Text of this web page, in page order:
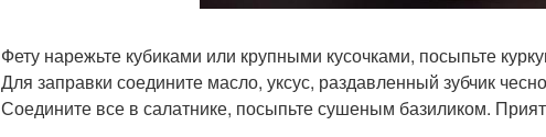
Фету нарежьте кубиками или крупными кусочками, посыпьте
Для заправки соедините масло, уксус, раздавленный зубчик
Соедините все в салатнике, посыпьте сушеным базиликом.